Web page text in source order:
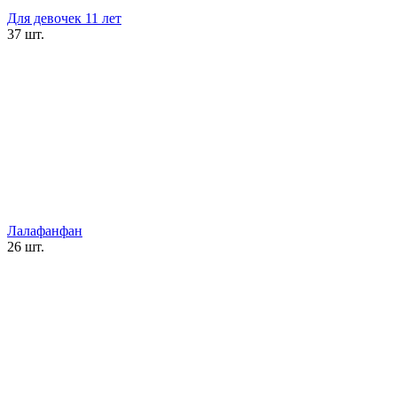
Для девочек 11 лет
37 шт.
Лалафанфан
26 шт.